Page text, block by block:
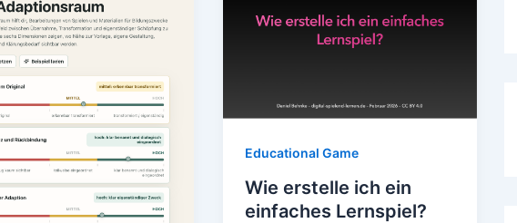
Educational Game
Wie erstelle ich ein
einfaches Lernspiel?